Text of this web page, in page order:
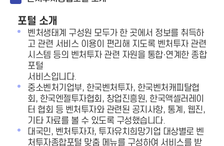
포털 소개
벤처생태계 구성원 모두가 한 곳에서 정보를 취득하
고 관련 서비스 이용이 편리해 지도록 벤처투자 관련
시스템 등의 벤처투자 관련 자원을 통합·연계한 종합
포털
서비스입니다.
중소벤처기업부, 한국벤처투자, 한국벤처캐피탈협
회, 한국엔젤투자협회, 창업진흥원, 한국액셀러레이
터 협회 등 벤처투자와 관련된 공지사항, 통계, 웹진,
기타 자료를 볼 수 있도록 구성했습니다.
대국민, 벤처투자자, 투자유치희망기업 대상별로 벤
처투자종합포털 맞춤 메뉴를 구성하여 서비스를 받